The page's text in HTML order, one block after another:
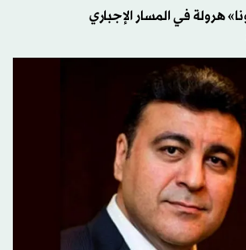
هرولة في المسار الإجباري